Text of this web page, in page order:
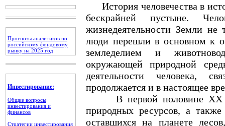
Прогнозы аналитиков по
российскому фондовому
рынку на 2025 год
Инвестирование:
Общие вопросы
инвестирования и
финансов
Стратегии инвестирования
История человечества в
бескрайней пустыне.
жизнедеятельности Земли
люди перешли в основном к
земледелием и
окружающей природной
деятельности человека,
продолжается и в настоящее
В первой половине XX в.
природных ресурсов, а
оставшихся на планете